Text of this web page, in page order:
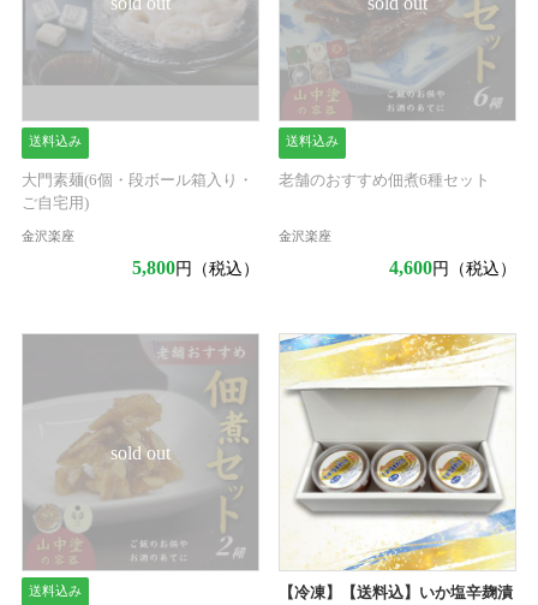
送料込み
大門素麺(6個・段ボール箱入り・
ご自宅用)
金沢楽座
5,800円（税込）
送料込み
老舗のおすすめ佃煮6種セット
金沢楽座
4,600円（税込）
sold out
送料込み
【冷凍】【送料込】いか塩辛麹漬